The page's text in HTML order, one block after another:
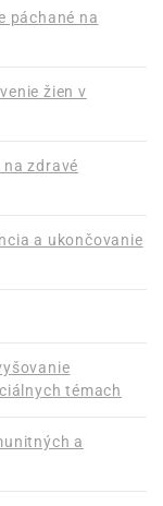
páchané na
žien v
zdravé
a ukončovanie
témach
a